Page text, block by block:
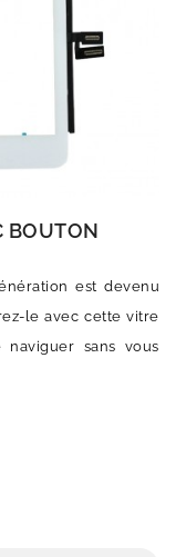
BOUTON
est devenu
le avec cette vitre
sans vous